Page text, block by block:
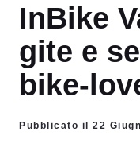
InBike
gite e
bike-
Pubblicato il 22